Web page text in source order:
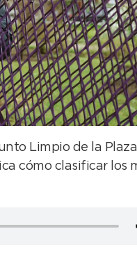
Limpio de la
cómo clasificar los